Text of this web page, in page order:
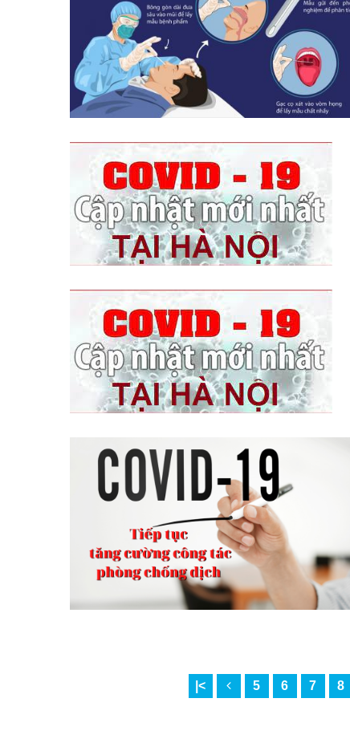
|< 5 6 7 8